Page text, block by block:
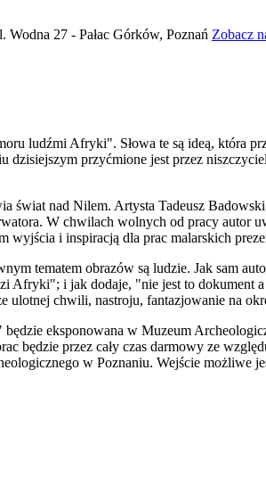
27 - Pałac Górków, Poznań Zobacz
ludźmi Afryki". Słowa te są ideą, która
dzisiejszym przyćmione jest przez
świat nad Nilem. Artysta Tadeusz
W chwilach wolnych od pracy autor
wyjścia i inspiracją dla prac malarskich
tematem obrazów są ludzie. Jak sam
Afryki"; i jak dodaje, "nie jest to dokument
chwili, nastroju, fantazjowanie na
eksponowana w Muzeum
będzie przez cały czas darmowy ze
w Poznaniu. Wejście możliwe